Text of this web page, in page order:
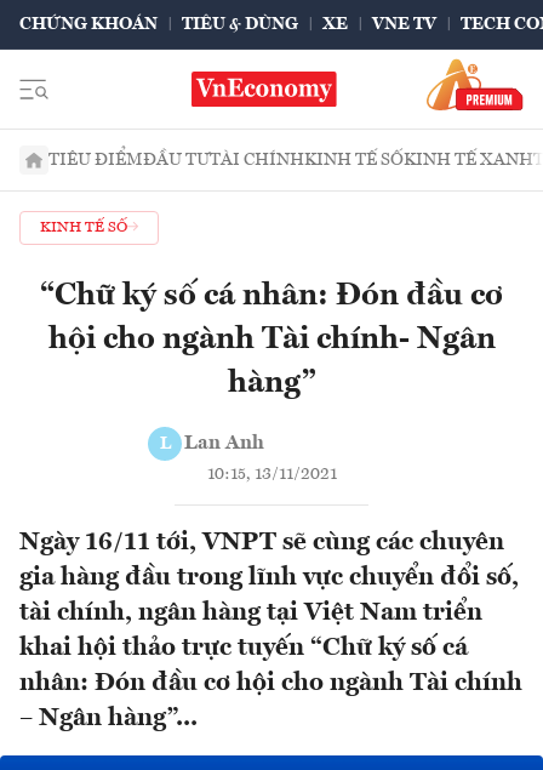
CHỨNG KHOÁN TIÊU & DÙNG XE VNE TV TECH
TIÊU ĐIỂMĐẦU TƯTÀI CHÍNHKINH TẾ SỐKINH TẾ XANH
KINH TẾ SỐ
“Chữ ký số cá nhân: Đón đầu cơ
hội cho ngành Tài chính- Ngân
hàng”
L Lan Anh
10:15, 13/11/2021
Ngày 16/11 tới, VNPT sẽ cùng các chuyên
gia hàng đầu trong lĩnh vực chuyển đổi số,
tài chính, ngân hàng tại Việt Nam triển
khai hội thảo trực tuyến “Chữ ký số cá
nhân: Đón đầu cơ hội cho ngành Tài chính
– Ngân hàng”...